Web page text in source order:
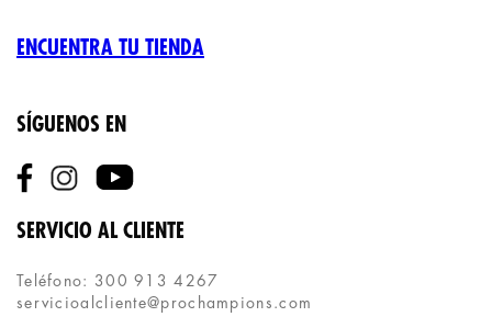
ENCUENTRA TU TIENDA
SÍGUENOS EN
SERVICIO AL CLIENTE
Teléfono: 300 913 4267
servicioalcliente@prochampions.com